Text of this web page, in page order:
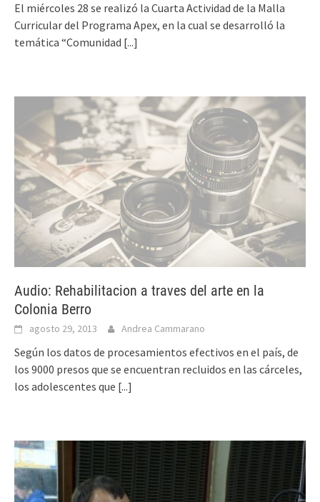
El miércoles 28 se realizó la Cuarta Actividad de la Malla
Curricular del Programa Apex, en la cual se desarrolló la
temática “Comunidad [...]
Audio: Rehabilitacion a traves del arte en la
Colonia Berro
agosto 29, 2013 Andrea Cammarano
Según los datos de procesamientos efectivos en el país, de
los 9000 presos que se encuentran recluidos en las cárceles,
los adolescentes que [...]